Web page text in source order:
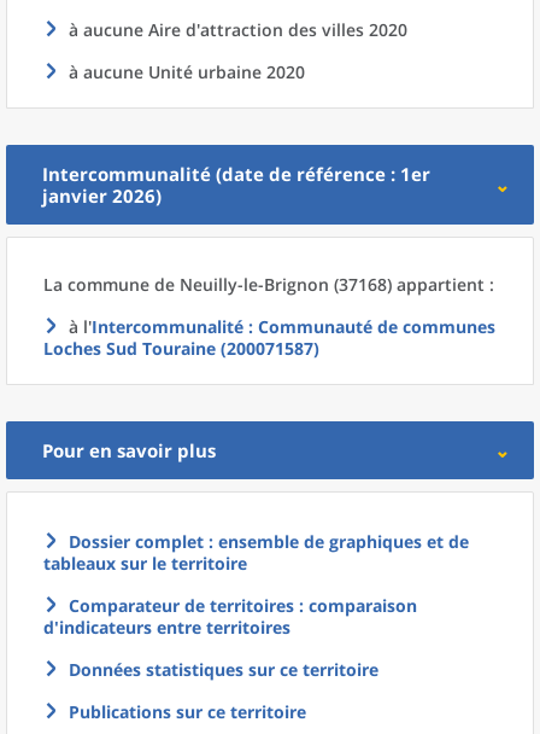
à aucune Aire d'attraction des villes 2020
à aucune Unité urbaine 2020
Intercommunalité (date de référence : 1er
janvier 2026)
La commune de Neuilly-le-Brignon (37168) appartient :
à l'Intercommunalité : Communauté de communes
Loches Sud Touraine (200071587)
Pour en savoir plus
Dossier complet : ensemble de graphiques et de
tableaux sur le territoire
Comparateur de territoires : comparaison
d'indicateurs entre territoires
Données statistiques sur ce territoire
Publications sur ce territoire